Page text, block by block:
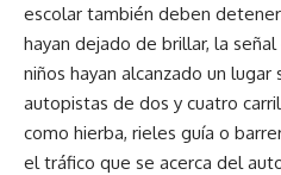
escolar también deben
hayan dejado de brillar, la
niños hayan alcanzado un lugar
autopistas de dos y cuatro
como hierba, rieles guía o
el tráfico que se acerca del